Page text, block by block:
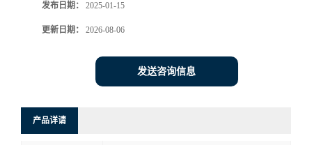
发布日期： 2025-01-15
更新日期： 2026-08-06
发送咨询信息
产品详请